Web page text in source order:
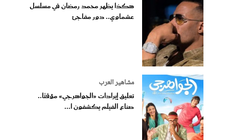
هكذا يظهر محمد رمضان في مسلسل
عشماوي.. دور مفاجئ
مشاهير العرب
تعليق إيرادات «الجواهرجي» مؤقتًا..
صناع الفيلم يكشفون ا...